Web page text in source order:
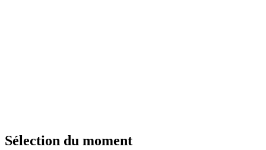
Sélection du moment